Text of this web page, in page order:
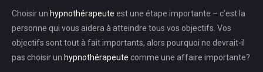
Choisir un hypnothérapeute est une étape importante – c’est la
personne qui vous aidera à atteindre tous vos objectifs. Vos
objectifs sont tout à fait importants, alors pourquoi ne devrait-il
pas choisir un hypnothérapeute comme une affaire importante?